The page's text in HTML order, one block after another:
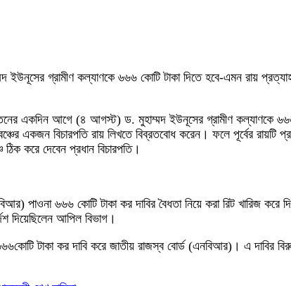
ইউনূসের গ্রামীণ কল্যাণকে ৬৬৬ কোটি টাকা দিতে হবে-এমন রায়
একদিন আগে (৪ আগস্ট) ড. মুহাম্মদ ইউনূসের গ্রামীণ কল্যাণকে
একজন বিচারপতি রায় লিখতে বিব্রতবোধ করেন। ফলে পূর্বের রায়টি
করে দেবেন প্রধান বিচারপতি।
পাওনা ৬৬৬ কোটি টাকা কর দাবির বৈধতা নিয়ে করা রিট খারিজ
দিয়েছিলেন আপিল বিভাগ।
টাকা কর দাবি করে জাতীয় রাজস্ব বোর্ড (এনবিআর)। এ দাবির